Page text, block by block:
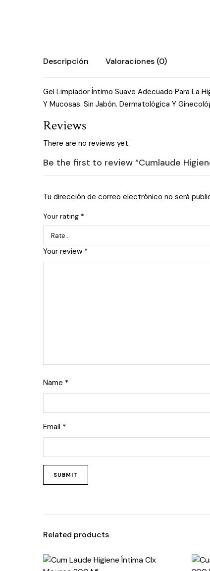
Descripción Valoraciones (0)
Gel Limpiador Íntimo Suave Adecuado Para La
Y Mucosas. Sin Jabón. Dermatológica Y
Reviews
There are no reviews yet.
Be the first to review “Cumlaude
Tu dirección de correo electrónico no será
Your rating *
Your review *
Name *
Email *
Related products